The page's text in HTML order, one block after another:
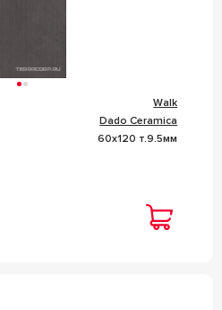
Walk
Dado Ceramica
60x120 т.9.5мм